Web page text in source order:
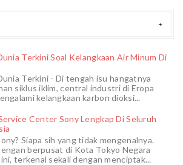
Terkini Soal Kelangkaan Air Minum Di
Terkini - Di tengah isu hangatnya
siklus iklim, central industri di Eropa
kelangkaan karbon dioksi...
Center Sony Lengkap Di Seluruh
Siapa sih yang tidak mengenalnya.
berpusat di Kota Tokyo Negara
ini, terkenal sekali dengan menciptak...